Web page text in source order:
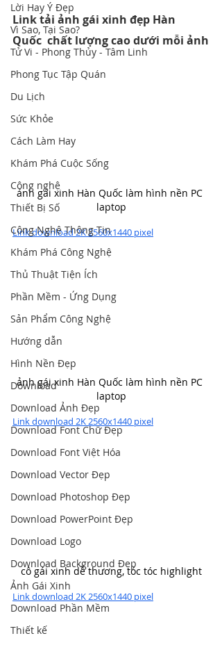
Lời Hay Ý Đẹp
Vì Sao, Tại Sao?
Tử Vi - Phong Thủy - Tâm Linh
Phong Tục Tập Quán
Du Lịch
Sức Khỏe
Cách Làm Hay
Khám Phá Cuộc Sống
Công nghệ
Thiết Bị Số
Công Nghệ Thông Tin
Khám Phá Công Nghệ
Thủ Thuật Tiện Ích
Phần Mềm - Ứng Dụng
Sản Phẩm Công Nghệ
Hướng dẫn
Hình Nền Đẹp
Download
Download Ảnh Đẹp
Download Font Chữ Đẹp
Download Font Việt Hóa
Download Vector Đẹp
Download Photoshop Đẹp
Download PowerPoint Đẹp
Download Logo
Download Background Đẹp
Ảnh Gái Xinh
Download Phần Mềm
Thiết kế
Link tải ảnh gái xinh đẹp Hàn
Quốc  chất lượng cao dưới mỗi ảnh
ảnh gái xinh Hàn Quốc làm hình nền PC
laptop
Link download 2K 2560x1440 pixel
ảnh gái xinh Hàn Quốc làm hình nền PC
laptop
Link download 2K 2560x1440 pixel
cô gái xinh dễ thương, tóc tóc highlight
Link download 2K 2560x1440 pixel